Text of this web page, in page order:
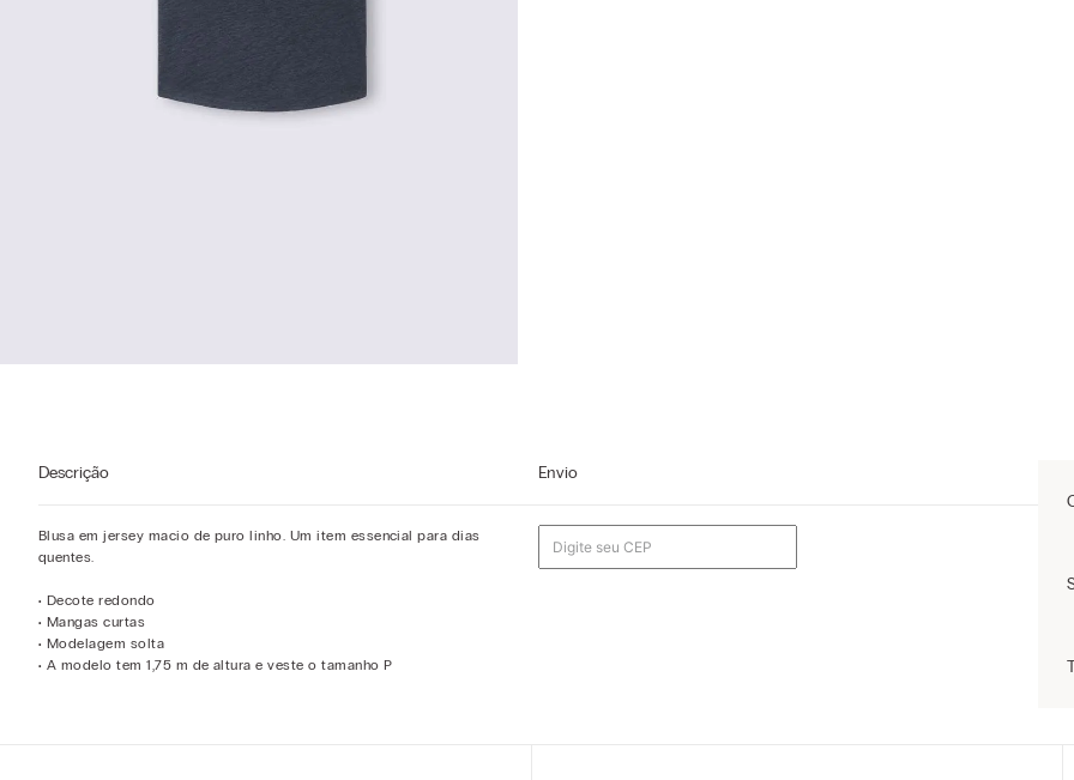
Descrição
Blusa em jersey macio de puro linho. Um item essencial para dias
quentes.
• Decote redondo
• Mangas curtas
• Modelagem solta
• A modelo tem 1,75 m de altura e veste o tamanho P
Envio